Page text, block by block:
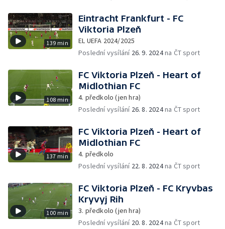
139 min
Eintracht Frankfurt - FC
Viktoria Plzeň
EL UEFA 2024/2025
Poslední vysílání 26. 9. 2024na ČT sport
108 min
FC Viktoria Plzeň - Heart of
Midlothian FC
4. předkolo (jen hra)
Poslední vysílání 26. 8. 2024na ČT sport
137 min
FC Viktoria Plzeň - Heart of
Midlothian FC
4. předkolo
Poslední vysílání 22. 8. 2024na ČT sport
100 min
FC Viktoria Plzeň - FC Kryvbas
Kryvyj Rih
3. předkolo (jen hra)
Poslední vysílání 20. 8. 2024na ČT sport